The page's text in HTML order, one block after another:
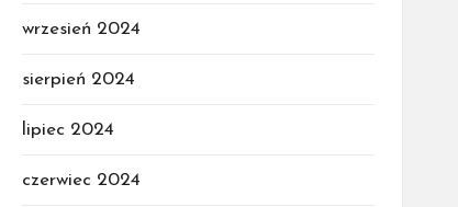
wrzesień 2024
sierpień 2024
lipiec 2024
czerwiec 2024